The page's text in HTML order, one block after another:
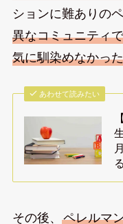
ションに難ありの
異なコミュニティ
気に馴染めなかった
あわせて読みたい
その後、 ペレルマ